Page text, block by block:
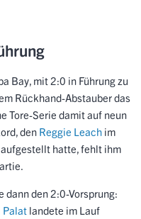
Bay, mit 2:0 in Führung zu
Rückhand-Abstauber das
Tore-Serie damit auf neun
den Reggie Leach im
hatte, fehlt ihm
den 2:0-Vorsprung:
Palat landete im Lauf